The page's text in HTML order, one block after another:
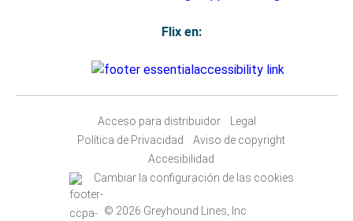
Flix en:
Acceso para distribuidor
Legal
Política de Privacidad
Aviso de copyright
Accesibilidad
Cambiar la configuración de las cookies
© 2026 Greyhound Lines, Inc.